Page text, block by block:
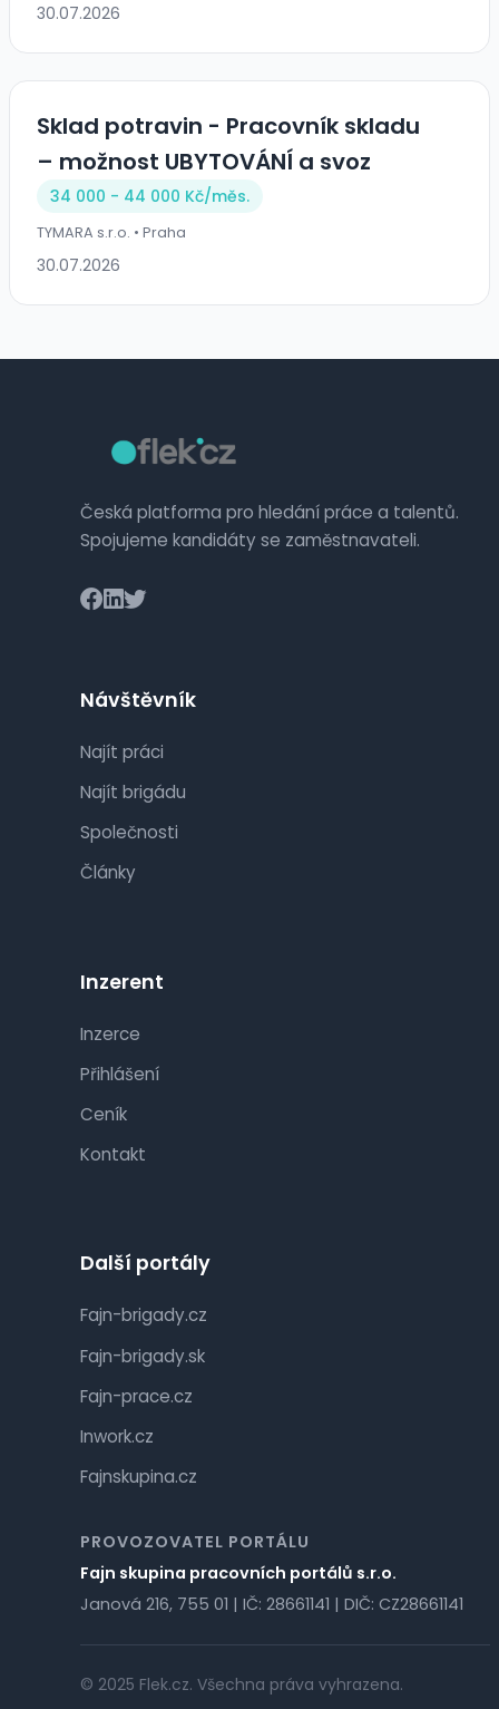
30.07.2026
Sklad potravin - Pracovník skladu
– možnost UBYTOVÁNÍ a svoz
34 000 - 44 000 Kč/měs.
TYMARA s.r.o. • Praha
30.07.2026
Česká platforma pro hledání práce a talentů.
Spojujeme kandidáty se zaměstnavateli.
Návštěvník
Najít práci
Najít brigádu
Společnosti
Články
Inzerent
Inzerce
Přihlášení
Ceník
Kontakt
Další portály
Fajn-brigady.cz
Fajn-brigady.sk
Fajn-prace.cz
Inwork.cz
Fajnskupina.cz
PROVOZOVATEL PORTÁLU
Fajn skupina pracovních portálů s.r.o.
Janová 216, 755 01 | IČ: 28661141 | DIČ: CZ28661141
© 2025 Flek.cz. Všechna práva vyhrazena.